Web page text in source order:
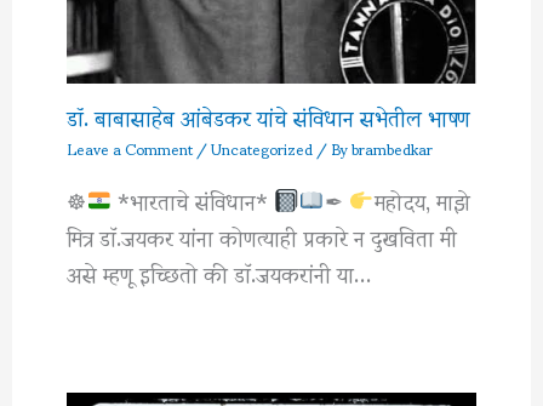
डॉ. बाबासाहेब आंबेडकर यांचे संविधान सभेतील भाषण
Leave a Comment/Uncategorized/ Bybrambedkar
☸ *भारताचे संविधान* ✒ महोदय, माझे
मित्र डाॅ.जयकर यांना कोणत्याही प्रकारे न दुखविता मी
असे म्हणू इच्छितो की डाॅ.जयकरांनी या…